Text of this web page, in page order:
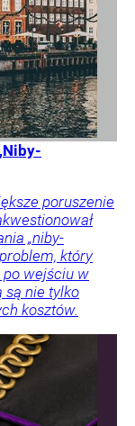
poruszenie
„niby-
który
po wejściu w
są nie tylko
kosztów.